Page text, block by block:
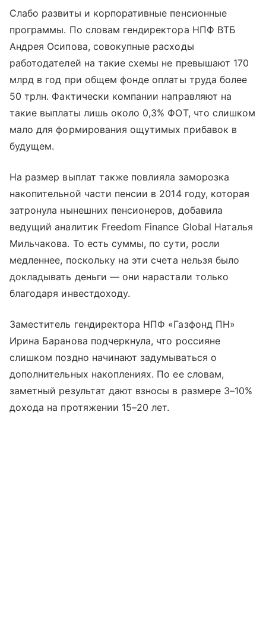
Слабо развиты и корпоративные пенсионные
программы. По словам гендиректора НПФ ВТБ
Андрея Осипова, совокупные расходы
работодателей на такие схемы не превышают 170
млрд в год при общем фонде оплаты труда более
50 трлн. Фактически компании направляют на
такие выплаты лишь около 0,3% ФОТ, что слишком
мало для формирования ощутимых прибавок в
будущем.
На размер выплат также повлияла заморозка
накопительной части пенсии в 2014 году, которая
затронула нынешних пенсионеров, добавила
ведущий аналитик Freedom Finance Global Наталья
Мильчакова. То есть суммы, по сути, росли
медленнее, поскольку на эти счета нельзя было
докладывать деньги — они нарастали только
благодаря инвестдоходу.
Заместитель гендиректора НПФ «Газфонд ПН»
Ирина Баранова подчеркнула, что россияне
слишком поздно начинают задумываться о
дополнительных накоплениях. По ее словам,
заметный результат дают взносы в размере 3–10%
дохода на протяжении 15–20 лет.